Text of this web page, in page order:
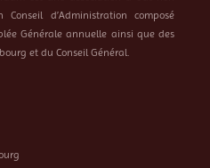
d’Administration composé
Générale annuelle ainsi que des
et du Conseil Général.